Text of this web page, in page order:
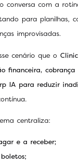
conversa com a
para planilhas,
improvisadas.
cenário que o
financeira,
IA para reduzir
centraliza:
e a receber;